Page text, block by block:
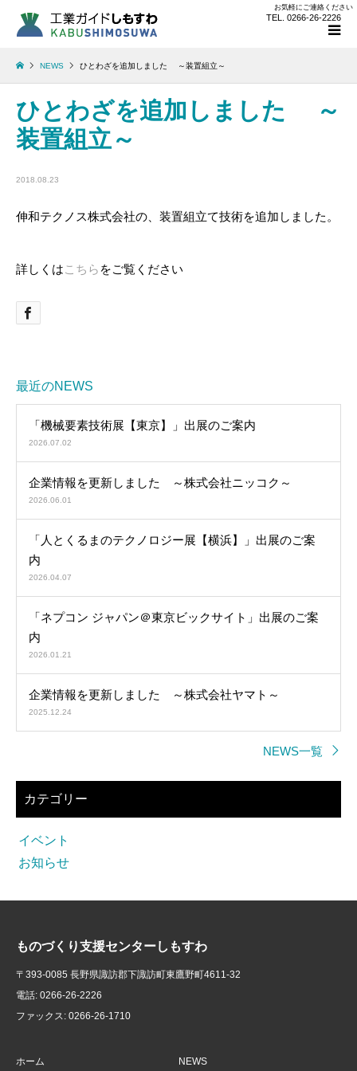
お気軽にご連絡ください
TEL. 0266-26-2226
NEWS ひとわざを追加しました ～装置組立～
ひとわざを追加しました ～
装置組立～
2018.08.23
伸和テクノス株式会社の、装置組立て技術を追加しました。
詳しくはこちら をご覧ください
最近のNEWS
「機械要素技術展【東京】」出展のご案内
2026.07.02
企業情報を更新しました ～株式会社ニッコク～
2026.06.01
「人とくるまのテクノロジー展【横浜】」出展のご案
内
2026.04.07
「ネプコン ジャパン＠東京ビックサイト」出展のご案
内
2026.01.21
企業情報を更新しました ～株式会社ヤマト～
2025.12.24
NEWS一覧
カテゴリー
イベント
お知らせ
ものづくり支援センターしもすわ
〒393-0085 長野県諏訪郡下諏訪町東鷹野町4611-32
電話: 0266-26-2226
ファックス: 0266-26-1710
ホーム NEWS